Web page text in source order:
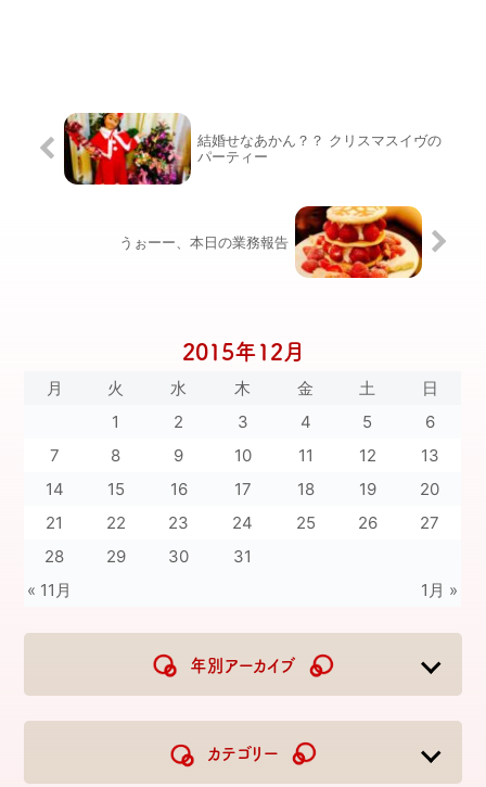
結婚せなあかん？？ クリスマスイヴの
パーティー
うぉーー、本日の業務報告
2015年12月
月 火 水 木 金 土 日
« 11月 1月 »
1 2 3 4 5
6
7
8 9 10 11 12
13
14
15 16 17 18 19
20
21
22 23 24 25 26
27
28
29 30 31
年別アーカイブ
2023
カテゴリー